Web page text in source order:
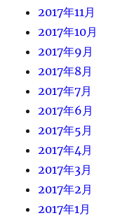
2017年11月
2017年10月
2017年9月
2017年8月
2017年7月
2017年6月
2017年5月
2017年4月
2017年3月
2017年2月
2017年1月